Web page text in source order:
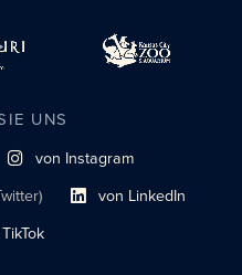
UNS
Link zum sozialen Profil
von Instagram
Link Link zum sozialen Profil
von LinkedIn
sozialen Profil